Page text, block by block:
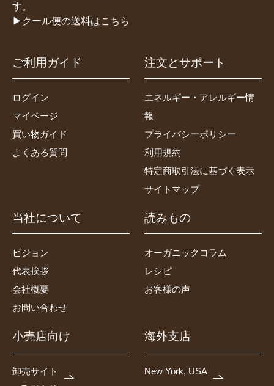
す。
▶クール便の送料はこちら
ご利用ガイド
ログイン
マイページ
買い物ガイド
よくある質問
注文とサポート
エネルギー・アレルギー情
報
プライバシーポリシー
利用規約
特定商取引法に基づく表示
サイトマップ
当社について
ビジョン
代表挨拶
会社概要
お問い合わせ
読みもの
オーガニックコラム
レシピ
お客様の声
小売店向け
卸売サイト
海外支店
New York, USA